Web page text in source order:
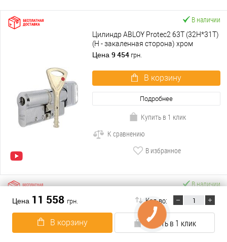
Цена 11 558 грн. Кол-во:
В корзину Купить в 1 клик
В наличии
Цилиндр ABLOY Protec2 63T (32H*31T)
(H - закаленная сторона) хром
полированный
Цена 9 454 грн.
В корзину
Подробнее
Купить в 1 клик
К сравнению
В избранное
В наличии
Цилиндр ABLOY Protec2 98T (47H*51T)
(H - закаленная сторона) хром
полированныйгрн.